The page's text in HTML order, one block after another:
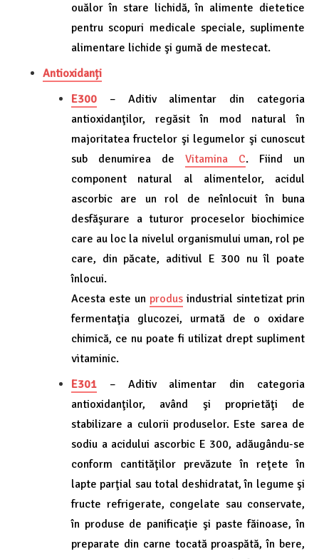
ouălor în stare lichidă, în alimente dietetice
pentru scopuri medicale speciale, suplimente
alimentare lichide şi gumă de mestecat.
Antioxidanți
E300 – Aditiv alimentar din categoria
antioxidanţilor, regăsit în mod natural în
majoritatea fructelor şi legumelor şi cunoscut
sub denumirea de Vitamina C. Fiind un
component natural al alimentelor, acidul
ascorbic are un rol de neînlocuit în buna
desfăşurare a tuturor proceselor biochimice
care au loc la nivelul organismului uman, rol pe
care, din păcate, aditivul E 300 nu îl poate
înlocui.
Acesta este un produs industrial sintetizat prin
fermentaţia glucozei, urmată de o oxidare
chimică, ce nu poate fi utilizat drept supliment
vitaminic.
E301 – Aditiv alimentar din categoria
antioxidanţilor, având şi proprietăţi de
stabilizare a culorii produselor. Este sarea de
sodiu a acidului ascorbic E 300, adăugându-se
conform cantităţilor prevăzute în reţete în
lapte parţial sau total deshidratat, în legume şi
fructe refrigerate, congelate sau conservate,
în produse de panificaţie şi paste făinoase, în
preparate din carne tocată proaspătă, în bere,